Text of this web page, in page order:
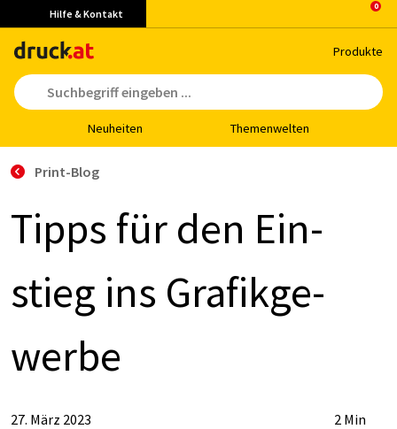
Hilfe & Kontakt
Pro­duk­te
Neu­hei­ten The­men­wel­ten
Print-Blog
Tipps für den Ein­
stieg ins Gra­fik­ge­
wer­be
27. März 2023 2 Min